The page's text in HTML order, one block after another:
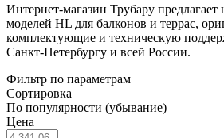
Интернет-магазин Трубару
моделей HL для балконов и террас,
комплектующие и техническую
Санкт-Петербургу и всей России.
Фильтр по параметрам
Сортировка
По популярности (убывание)
Цена